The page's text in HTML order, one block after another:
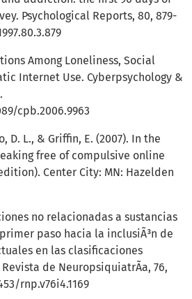
Psychological Reports, 80, 879-
Among Loneliness, Social
Internet Use. Cyberpsychology &
cpb.2006.9963
D. L., & Griffin, E. (2007). In the
free of compulsive online
Center City: MN: Hazelden
no relacionadas a sustancias
primer paso hacia la inclusiÃ³n de
en las clasificaciones
de NeuropsiquiatrÃ­a, 76,
rnp.v76i4.1169